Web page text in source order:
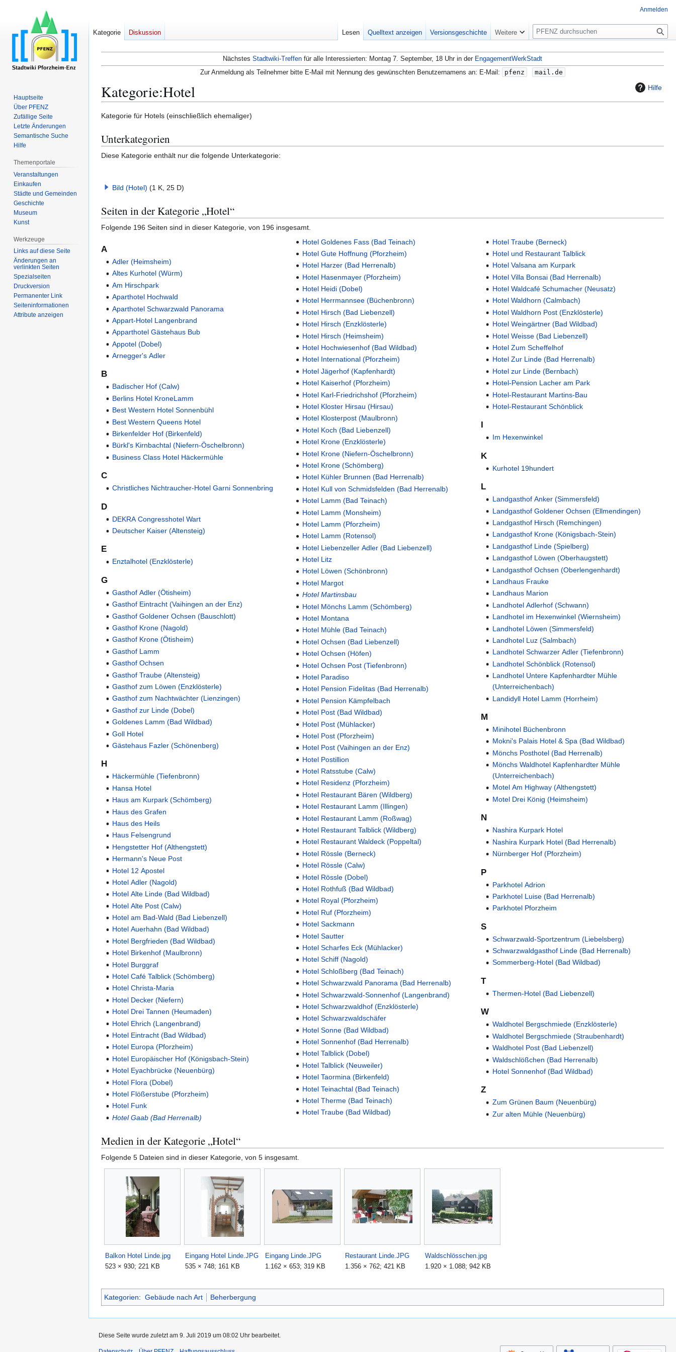
Nächstes Stadtwiki-Treffen für alle Interessierten: Montag 7. September, 18 Uhr in der EngagementWerkStadt
Zur Anmeldung als Teilnehmer bitte E-Mail mit Nennung des gewünschten Benutzernamens an: E-Mail:
pfenz mail.de
Hilfe
Kategorie:Hotel
Zur
springen
Zur
springen
Kategorie für Hotels (einschließlich ehemaliger)
Unterkategorien
Diese Kategorie enthält nur die folgende Unterkategorie:
Bild (Hotel) (1 K, 25 D)
Seiten in der Kategorie „Hotel“
Folgende 196 Seiten sind in dieser Kategorie, von 196 insgesamt.
A
Adler (Heimsheim)
Altes Kurhotel (Würm)
Am Hirschpark
Aparthotel Hochwald
Aparthotel Schwarzwald Panorama
Appart-Hotel Langenbrand
Apparthotel Gästehaus Bub
Appotel (Dobel)
Arnegger's Adler
B
Badischer Hof (Calw)
Berlins Hotel KroneLamm
Best Western Hotel Sonnenbühl
Best Western Queens Hotel
Birkenfelder Hof (Birkenfeld)
Bürkl's Kirnbachtal (Niefern-Öschelbronn)
Business Class Hotel Häckermühle
C
Christliches Nichtraucher-Hotel Garni Sonnenbring
D
DEKRA Congresshotel Wart
Deutscher Kaiser (Altensteig)
E
Enztalhotel (Enzklösterle)
G
Gasthof Adler (Ötisheim)
Gasthof Eintracht (Vaihingen an der Enz)
Gasthof Goldener Ochsen (Bauschlott)
Gasthof Krone (Nagold)
Gasthof Krone (Ötisheim)
Gasthof Lamm
Gasthof Ochsen
Gasthof Traube (Altensteig)
Gasthof zum Löwen (Enzklösterle)
Gasthof zum Nachtwächter (Lienzingen)
Gasthof zur Linde (Dobel)
Goldenes Lamm (Bad Wildbad)
Goll Hotel
Gästehaus Fazler (Schönenberg)
H
Häckermühle (Tiefenbronn)
Hansa Hotel
Haus am Kurpark (Schömberg)
Haus des Grafen
Haus des Heils
Haus Felsengrund
Hengstetter Hof (Althengstett)
Hermann's Neue Post
Hotel 12 Apostel
Hotel Adler (Nagold)
Hotel Alte Linde (Bad Wildbad)
Hotel Alte Post (Calw)
Hotel am Bad-Wald (Bad Liebenzell)
Hotel Auerhahn (Bad Wildbad)
Hotel Bergfrieden (Bad Wildbad)
Hotel Birkenhof (Maulbronn)
Hotel Burggraf
Hotel Café Talblick (Schömberg)
Hotel Christa-Maria
Hotel Decker (Niefern)
Hotel Drei Tannen (Heumaden)
Hotel Ehrich (Langenbrand)
Hotel Eintracht (Bad Wildbad)
Hotel Europa (Pforzheim)
Hotel Europäischer Hof (Königsbach-Stein)
Hotel Eyachbrücke (Neuenbürg)
Hotel Flora (Dobel)
Hotel Flößerstube (Pforzheim)
Hotel Funk
Hotel Gaab (Bad Herrenalb)
Hotel Goldenes Fass (Bad Teinach)
Hotel Gute Hoffnung (Pforzheim)
Hotel Harzer (Bad Herrenalb)
Hotel Hasenmayer (Pforzheim)
Hotel Heidi (Dobel)
Hotel Herrmannsee (Büchenbronn)
Hotel Hirsch (Bad Liebenzell)
Hotel Hirsch (Enzklösterle)
Hotel Hirsch (Heimsheim)
Hotel Hochwiesenhof (Bad Wildbad)
Hotel International (Pforzheim)
Hotel Jägerhof (Kapfenhardt)
Hotel Kaiserhof (Pforzheim)
Hotel Karl-Friedrichshof (Pforzheim)
Hotel Kloster Hirsau (Hirsau)
Hotel Klosterpost (Maulbronn)
Hotel Koch (Bad Liebenzell)
Hotel Krone (Enzklösterle)
Hotel Krone (Niefern-Öschelbronn)
Hotel Krone (Schömberg)
Hotel Kühler Brunnen (Bad Herrenalb)
Hotel Kull von Schmidsfelden (Bad Herrenalb)
Hotel Lamm (Bad Teinach)
Hotel Lamm (Monsheim)
Hotel Lamm (Pforzheim)
Hotel Lamm (Rotensol)
Hotel Liebenzeller Adler (Bad Liebenzell)
Hotel Litz
Hotel Löwen (Schönbronn)
Hotel Margot
Hotel Martinsbau
Hotel Mönchs Lamm (Schömberg)
Hotel Montana
Hotel Mühle (Bad Teinach)
Hotel Ochsen (Bad Liebenzell)
Hotel Ochsen (Höfen)
Hotel Ochsen Post (Tiefenbronn)
Hotel Paradiso
Hotel Pension Fidelitas (Bad Herrenalb)
Hotel Pension Kämpfelbach
Hotel Post (Bad Wildbad)
Hotel Post (Mühlacker)
Hotel Post (Pforzheim)
Hotel Post (Vaihingen an der Enz)
Hotel Postillion
Hotel Ratsstube (Calw)
Hotel Residenz (Pforzheim)
Hotel Restaurant Bären (Wildberg)
Hotel Restaurant Lamm (Illingen)
Hotel Restaurant Lamm (Roßwag)
Hotel Restaurant Talblick (Wildberg)
Hotel Restaurant Waldeck (Poppeltal)
Hotel Rössle (Berneck)
Hotel Rössle (Calw)
Hotel Rössle (Dobel)
Hotel Rothfuß (Bad Wildbad)
Hotel Royal (Pforzheim)
Hotel Ruf (Pforzheim)
Hotel Sackmann
Hotel Sautter
Hotel Scharfes Eck (Mühlacker)
Hotel Schiff (Nagold)
Hotel Schloßberg (Bad Teinach)
Hotel Schwarzwald Panorama (Bad Herrenalb)
Hotel Schwarzwald-Sonnenhof (Langenbrand)
Hotel Schwarzwaldhof (Enzklösterle)
Hotel Schwarzwaldschäfer
Hotel Sonne (Bad Wildbad)
Hotel Sonnenhof (Bad Herrenalb)
Hotel Talblick (Dobel)
Hotel Talblick (Neuweiler)
Hotel Taormina (Birkenfeld)
Hotel Teinachtal (Bad Teinach)
Hotel Therme (Bad Teinach)
Hotel Traube (Bad Wildbad)
Hotel Traube (Berneck)
Hotel und Restaurant Talblick
Hotel Valsana am Kurpark
Hotel Villa Bonsai (Bad Herrenalb)
Hotel Waldcafé Schumacher (Neusatz)
Hotel Waldhorn (Calmbach)
Hotel Waldhorn Post (Enzklösterle)
Hotel Weingärtner (Bad Wildbad)
Hotel Weisse (Bad Liebenzell)
Hotel Zum Scheffelhof
Hotel Zur Linde (Bad Herrenalb)
Hotel zur Linde (Bernbach)
Hotel-Pension Lacher am Park
Hotel-Restaurant Martins-Bau
Hotel-Restaurant Schönblick
Im Hexenwinkel
K
Kurhotel 19hundert
L
Landgasthof Anker (Simmersfeld)
Landgasthof Goldener Ochsen (Ellmendingen)
Landgasthof Hirsch (Remchingen)
Landgasthof Krone (Königsbach-Stein)
Landgasthof Linde (Spielberg)
Landgasthof Löwen (Oberhaugstett)
Landgasthof Ochsen (Oberlengenhardt)
Landhaus Frauke
Landhaus Marion
Landhotel Adlerhof (Schwann)
Landhotel im Hexenwinkel (Wiernsheim)
Landhotel Löwen (Simmersfeld)
Landhotel Luz (Salmbach)
Landhotel Schwarzer Adler (Tiefenbronn)
Landhotel Schönblick (Rotensol)
Landhotel Untere Kapfenhardter Mühle
(Unterreichenbach)
Landidyll Hotel Lamm (Horrheim)
M
Minihotel Büchenbronn
Mokni's Palais Hotel & Spa (Bad Wildbad)
Mönchs Posthotel (Bad Herrenalb)
Mönchs Waldhotel Kapfenhardter Mühle
(Unterreichenbach)
Motel Am Highway (Althengstett)
Motel Drei König (Heimsheim)
N
Nashira Kurpark Hotel
Nashira Kurpark Hotel (Bad Herrenalb)
Nürnberger Hof (Pforzheim)
P
Parkhotel Adrion
Parkhotel Luise (Bad Herrenalb)
Parkhotel Pforzheim
S
Schwarzwald-Sportzentrum (Liebelsberg)
Schwarzwaldgasthof Linde (Bad Herrenalb)
Sommerberg-Hotel (Bad Wildbad)
T
Thermen-Hotel (Bad Liebenzell)
W
Waldhotel Bergschmiede (Enzklösterle)
Waldhotel Bergschmiede (Straubenhardt)
Waldhotel Post (Bad Liebenzell)
Waldschlößchen (Bad Herrenalb)
Hotel Sonnenhof (Bad Wildbad)
Z
Zum Grünen Baum (Neuenbürg)
Zur alten Mühle (Neuenbürg)
Medien in der Kategorie „Hotel“
Folgende 5 Dateien sind in dieser Kategorie, von 5 insgesamt.
Balkon Hotel Linde.jpg
523 × 930; 221 KB
Eingang Hotel Linde.JPG
535 × 748; 161 KB
Eingang Linde.JPG
1.162 × 653; 319 KB
Restaurant Linde.JPG
1.356 × 762; 421 KB
Waldschlösschen.jpg
1.920 × 1.088; 942 KB
Kategorien: Gebäude nach Art Beherbergung
Anmelden
Kategorie Diskussion Lesen Quelltext anzeigen Versionsgeschichte Weitere
S
u
c
h
e
Hauptseite
Über PFENZ
Zufällige Seite
Letzte Änderungen
Semantische Suche
Hilfe
Themenportale
Veranstaltungen
Einkaufen
Städte und Gemeinden
Geschichte
Museum
Kunst
Werkzeuge
Links auf diese Seite
Änderungen an
verlinkten Seiten
Spezialseiten
Druckversion
Permanenter Link
Seiten­­informationen
Attribute anzeigen
Diese Seite wurde zuletzt am 9. Juli 2019 um 08:02 Uhr bearbeitet.